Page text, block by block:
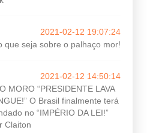
2021-02-12 19:07:24
que seja sobre o palhaço mor!
2021-02-12 14:50:14
MORO “PRESIDENTE LAVA
O Brasil finalmente terá
no “IMPÉRIO DA LEI!”
Claiton